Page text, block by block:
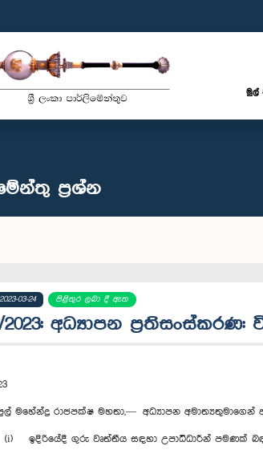
මුල්
ප්‍රශ්න
03-24 පිළිතුර ලබා දී ඇත
2023: අධ්‍යාපන ප්‍රතිසංස්කරණ:
මහේන්ද්‍ර රාජපක්ෂ මහතා,— අධ්‍යාපන
ඉදිරියේදී ගුරු වෘත්තීය සඳහා උපාධිධාරීන් පමණක්